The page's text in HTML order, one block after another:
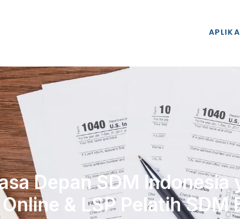
Depan SDM
Online & LSP Pelatih SDM